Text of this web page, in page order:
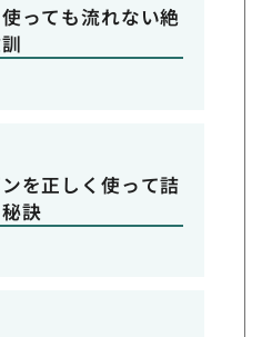
っても流れない絶
を正しく使って詰
訣